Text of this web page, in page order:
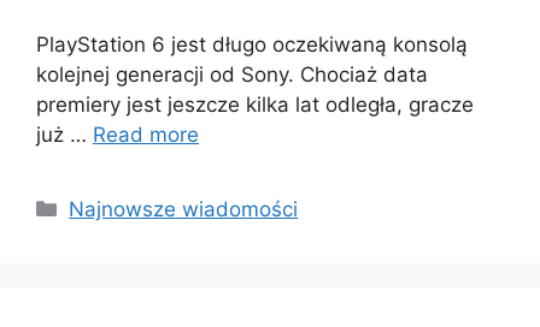
PlayStation 6 jest długo oczekiwaną konsolą
kolejnej generacji od Sony. Chociaż data
premiery jest jeszcze kilka lat odległa, gracze
już … Read more
Categories
Najnowsze wiadomości